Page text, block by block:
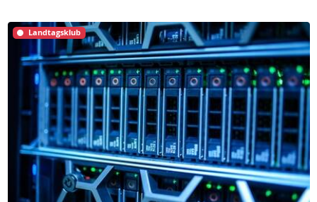
Landtagsklub